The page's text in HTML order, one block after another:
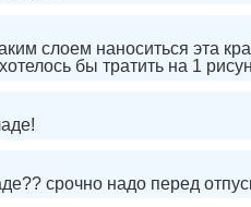
слоем наноситься эта
бы тратить на 1
срочно надо перед